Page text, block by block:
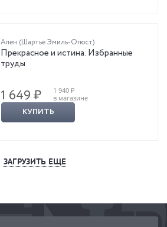
Ален (Шартье Эмиль-Огюст)
Прекрасное и истина. Избранные
труды
1 649 ₽
1 940 ₽
в магазине
КУПИТЬ
ЗАГРУЗИТЬ ЕЩЕ